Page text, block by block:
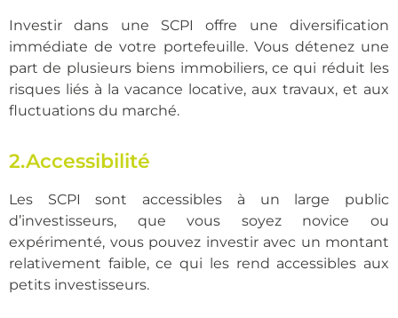
Investir dans une SCPI offre une diversification
immédiate de votre portefeuille. Vous détenez une
part de plusieurs biens immobiliers, ce qui réduit les
risques liés à la vacance locative, aux travaux, et aux
fluctuations du marché.
2.Accessibilité
Les SCPI sont accessibles à un large public
d’investisseurs, que vous soyez novice ou
expérimenté, vous pouvez investir avec un montant
relativement faible, ce qui les rend accessibles aux
petits investisseurs.